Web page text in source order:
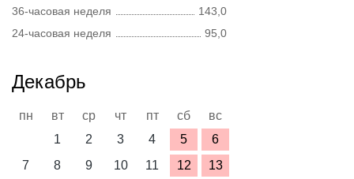
36-часовая неделя
143,0
24-часовая неделя
95,0
Декабрь
пн вт ср чт пт сб
вс
1
2 3 4 5
6
7
8 9 10 11 12
13